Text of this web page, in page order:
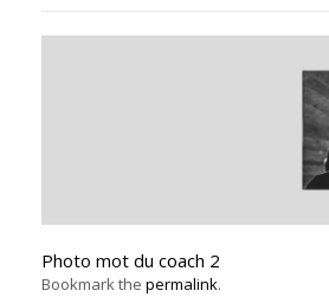
Photo mot du coach 2
Bookmark the permalink.